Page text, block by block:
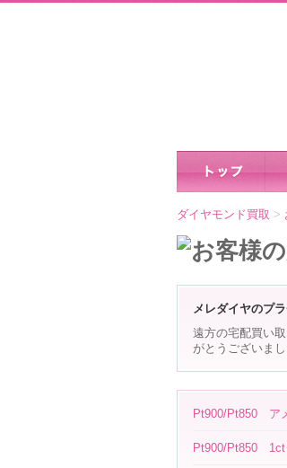
ダイヤモンド買取 >
メレダイヤのプ
遠方の宅配買い
がとうございまし
Pt900/Pt850 ア
Pt900/Pt850 1ct